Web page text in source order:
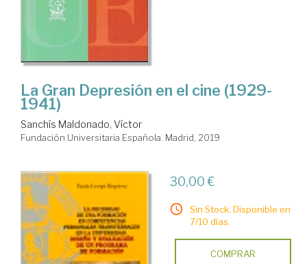
La Gran Depresión en el cine (1929-
1941)
Sanchís Maldonado, Víctor
Fundación Universitaria Española. Madrid, 2019
30,00 €
Sin Stock. Disponible en
7/10 días.
COMPRAR